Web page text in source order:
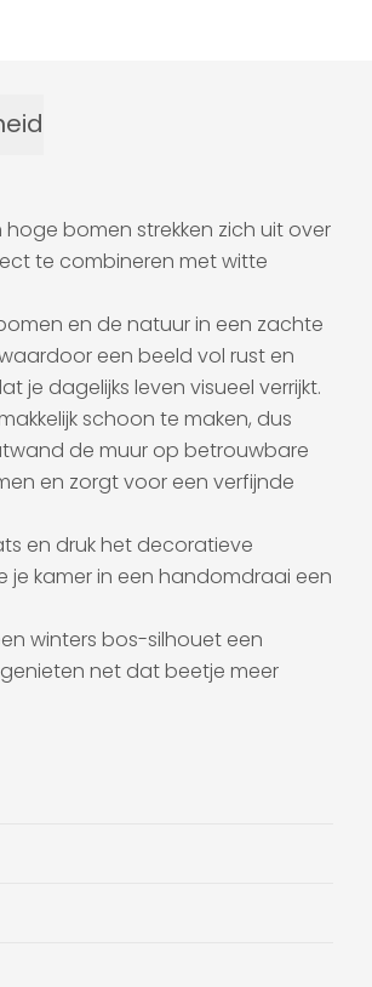
bomen strekken zich uit over
te combineren met witte
en de natuur in een zachte
een beeld vol rust en
dagelijks leven visueel verrijkt.
schoon te maken, dus
de muur op betrouwbare
en zorgt voor een verfijnde
en druk het decoratieve
je kamer in een handomdraai een
winters bos-silhouet een
net dat beetje meer